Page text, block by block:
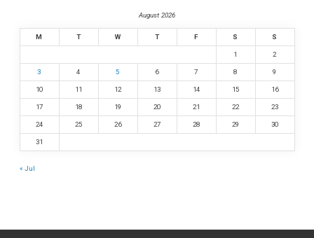
August 2026
M T W T F S S
1 2
3 4 5 6 7 8 9
10 11 12 13 14 15 16
17 18 19 20 21 22 23
24 25 26 27 28 29 30
31
« Jul